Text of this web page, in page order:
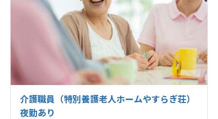
介護職員（特別養護老人ホームやすらぎ荘）
夜勤あり